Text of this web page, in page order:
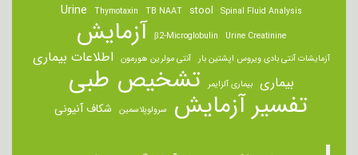
Spinal Fluid Analysis
stool
TB NAAT
Thymotaxin
Urine
Urine Creatinine
β2-Microglobulin آزمایش
آزمایشات آنتی بادی ویروس اپشتین بار آنتی مولرین هورمون اطلاعات بیماری
بیماری بیماری آلزایمر تشخیص طبی
تفسیر آزمایش سرولوپلاسمین شکاف آنیونی